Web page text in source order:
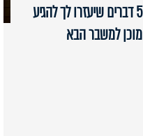
5 דברים שיעזרו לך להגיע
מוכן למשבר הבא